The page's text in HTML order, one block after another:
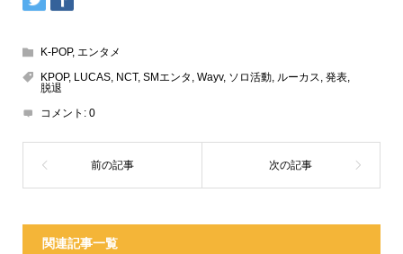
K-POP, エンタメ
KPOP, LUCAS, NCT, SMエンタ Wayv, ソロ活動, ルーカス 発表,
脱退
コメント: 0
関連記事一覧